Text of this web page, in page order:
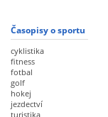
Časopisy o sportu
cyklistika
fitness
fotbal
golf
hokej
jezdectví
turistika